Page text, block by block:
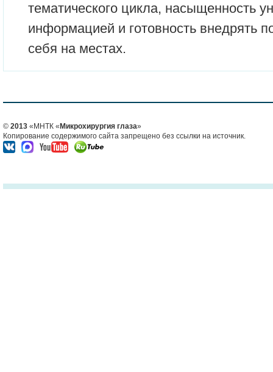
тематического цикла, насыщенность
информацией и готовность внедрять
себя на местах.
© 2013 «МНТК « Микрохирургия глаза»
Копирование содержимого сайта запрещено без ссылки на источник.